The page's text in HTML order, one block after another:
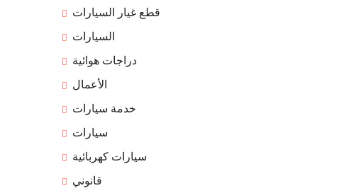
قطع غيار السيارات
السيارات
دراجات هوائية
الأعمال
خدمة سيارات
سيارات
سيارات كهربائية
قانوني